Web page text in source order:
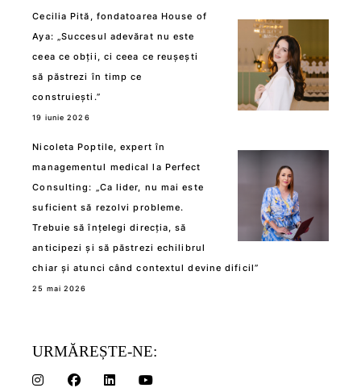
Cecilia Pită, fondatoarea House of
Aya: „Succesul adevărat nu este
ceea ce obții, ci ceea ce reușești
să păstrezi în timp ce
construiești.”
19 iunie 2026
Nicoleta Poptile, expert în
managementul medical la Perfect
Consulting: „Ca lider, nu mai este
suficient să rezolvi probleme.
Trebuie să înțelegi direcția, să
anticipezi și să păstrezi echilibrul
chiar și atunci când contextul devine dificil”
25 mai 2026
URMĂREȘTE-NE: